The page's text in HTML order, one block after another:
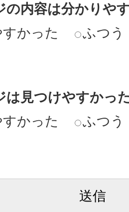
の内容は分かりや
かった
ふつう
は見つけやすかっ
かった
ふつう